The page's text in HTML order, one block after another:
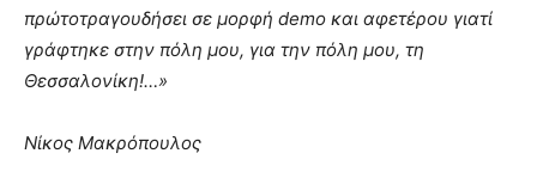
πρώτοτραγουδήσει σε μορφή demo και αφετέρου γιατί
γράφτηκε στην πόλη μου, για την πόλη μου, τη
Θεσσαλονίκη!…»
Νίκος Μακρόπουλος